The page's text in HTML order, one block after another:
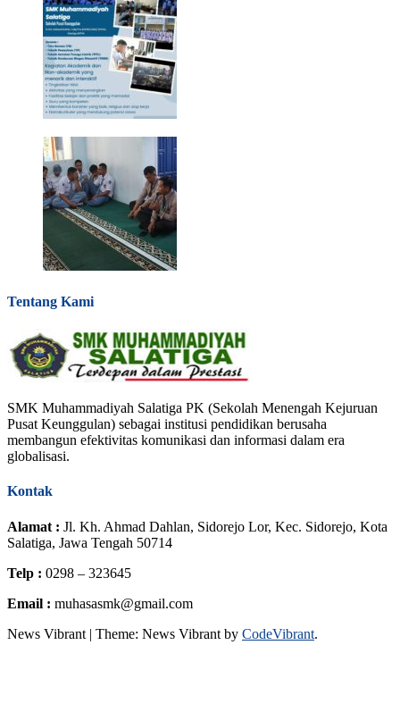
Tentang Kami
SMK Muhammadiyah Salatiga PK (Sekolah Menengah Kejuruan
Pusat Keunggulan) sebagai institusi pendidikan berusaha
membangun efektivitas komunikasi dan informasi dalam era
globalisasi.
Kontak
Alamat : Jl. Kh. Ahmad Dahlan, Sidorejo Lor, Kec. Sidorejo, Kota
Salatiga, Jawa Tengah 50714
Telp : 0298 – 323645
Email : muhasasmk@gmail.com
News Vibrant | Theme: News Vibrant by CodeVibrant.